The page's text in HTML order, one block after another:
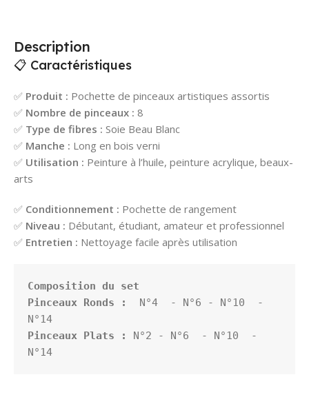
Description
📋 Caractéristiques
✅ Produit : Pochette de pinceaux artistiques assortis
✅ Nombre de pinceaux : 8
✅ Type de fibres : Soie Beau Blanc
✅ Manche : Long en bois verni
✅ Utilisation : Peinture à l’huile, peinture acrylique, beaux-
arts
✅ Conditionnement : Pochette de rangement
✅ Niveau : Débutant, étudiant, amateur et professionnel
✅ Entretien : Nettoyage facile après utilisation
Composition du set
Pinceaux Ronds : N°4  - N°6 - N°10  -
Pinceaux Plats : N°2 - N°6  - N°10  -
N°14